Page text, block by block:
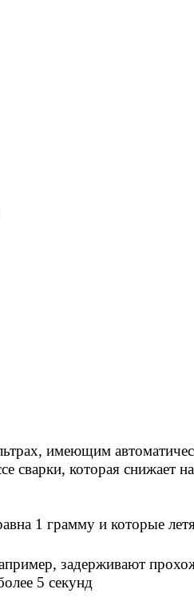
имеющим
сварки, которая снижает
1 грамму и которые
задерживают
5 секунд